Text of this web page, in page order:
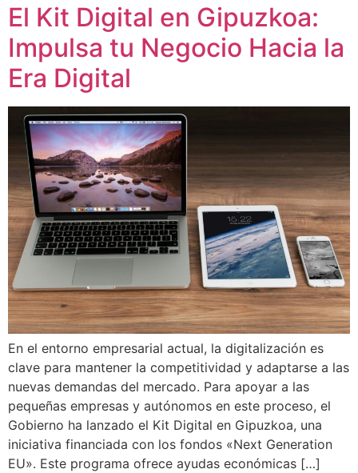
El Kit Digital en Gipuzkoa:
Impulsa tu Negocio Hacia la
Era Digital
En el entorno empresarial actual, la digitalización es
clave para mantener la competitividad y adaptarse a las
nuevas demandas del mercado. Para apoyar a las
pequeñas empresas y autónomos en este proceso, el
Gobierno ha lanzado el Kit Digital en Gipuzkoa, una
iniciativa financiada con los fondos «Next Generation
EU». Este programa ofrece ayudas económicas […]